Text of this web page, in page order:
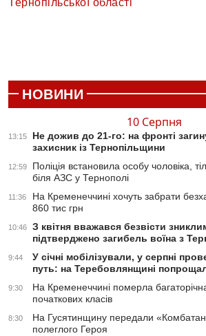
Тернопільської області
НОВИНИ
10 Серпня
13:15
Не дожив до 21-го: на фронті
захисник із Тернопільщини
12:59
Поліція встановила особу чоловіка,
біля АЗС у Тернополі
11:36
На Кременеччині хочуть забрати
860 тис грн
10:46
З квітня вважався безвісти
підтверджено загибель воїна з
9:44
У січні мобілізували, у серпні
путь: на Теребовлянщині
9:30
На Кременеччині померла
початкових класів
8:30
На Гусятинщину передали
полеглого Героя